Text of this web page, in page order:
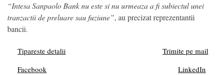
“Intesa Sanpaolo Bank nu este si nu urmeaza a fi subiectul unei
tranzactii de preluare sau fuziune”, au precizat reprezentantii
bancii.
Tipareste detalii
Trimite pe mail
Facebook
LinkedIn